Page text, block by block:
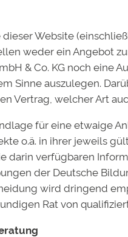
Studienfonds
einen
Adresse wird nicht
Website
weder ein Angebot
& Co. KG noch eine
Sinne auszulegen.
Vertrag, welcher Art
für eine etwaige
o.ä. in ihrer jeweils
darin verfügbaren
der Deutsche
wird dringend
Rat von